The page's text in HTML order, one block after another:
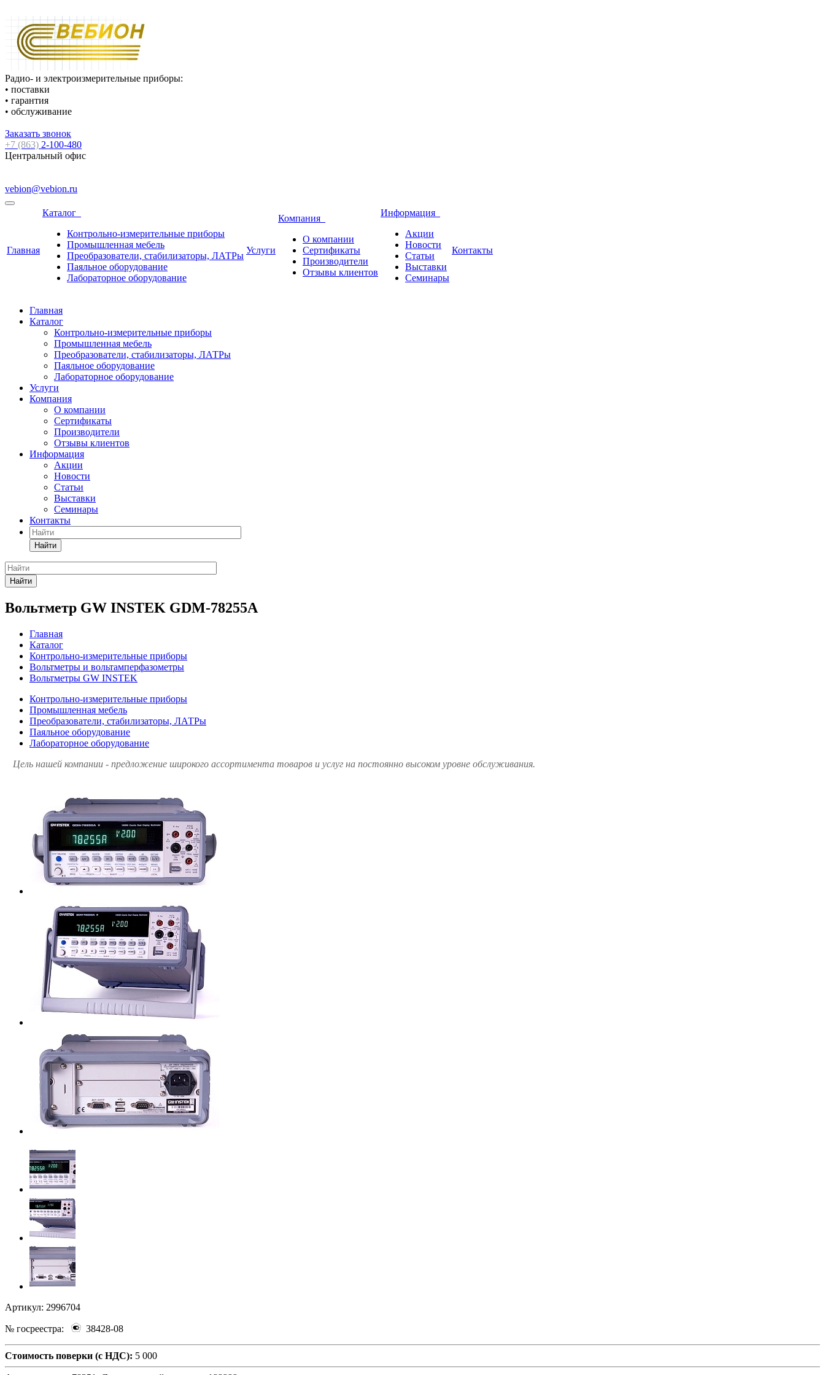
Радио- и электроизмерительные приборы:
• поставки
• гарантия
• обслуживание
Заказать звонок
+7 (863) 2-100-480
Центральный офис
vebion@vebion.ru
Главная
Каталог
Контрольно-измерительные приборы
Промышленная мебель
Преобразователи, стабилизаторы, ЛАТРы
Паяльное оборудование
Лабораторное оборудование
Услуги
Компания
О компании
Сертификаты
Производители
Отзывы клиентов
Информация
Акции
Новости
Статьи
Выставки
Семинары
Контакты
Главная
Каталог
Контрольно-измерительные приборы
Промышленная мебель
Преобразователи, стабилизаторы, ЛАТРы
Паяльное оборудование
Лабораторное оборудование
Услуги
Компания
О компании
Сертификаты
Производители
Отзывы клиентов
Информация
Акции
Новости
Статьи
Выставки
Семинары
Контакты
Найти
Найти
Вольтметр GW INSTEK GDM-78255A
Главная
Каталог
Контрольно-измерительные приборы
Вольтметры и вольтамперфазометры
Вольтметры GW INSTEK
Контрольно-измерительные приборы
Промышленная мебель
Преобразователи, стабилизаторы, ЛАТРы
Паяльное оборудование
Лабораторное оборудование
Цель нашей компании - предложение широкого ассортимента товаров и услуг на постоянно высоком уровне обслуживания.
Артикул: 2996704
№ госреестра: 38428-08
Стоимость поверки (с НДС): 5 000